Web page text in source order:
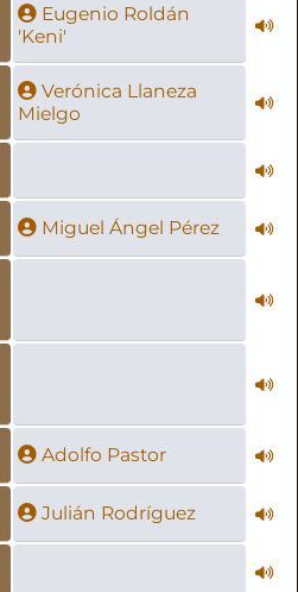
Eugenio Roldán
'Keni'
Verónica Llaneza
Mielgo
Miguel Ángel Pérez
Adolfo Pastor
Julián Rodríguez